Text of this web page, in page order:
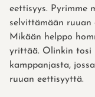
eettisyys. Pyrimme
selvittämään
Mikään helppo
yrittää. Olinkin tosi
kamppanjasta,
ruuan eettisyyttä.